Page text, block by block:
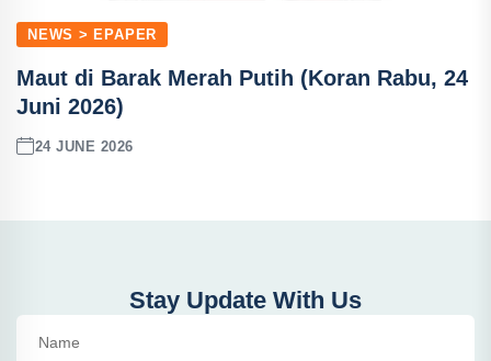
NEWS > EPAPER
Maut di Barak Merah Putih (Koran Rabu, 24
Juni 2026)
24 JUNE 2026
Stay Update With Us